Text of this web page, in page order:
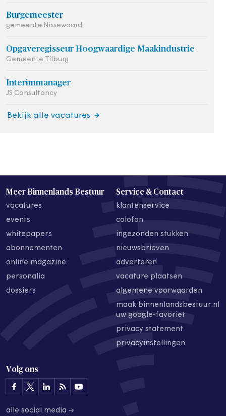
Burgemeester
gemeente Nissewaard
Opgaveregisseur Hoogwaardige Maakindustrie
Gemeente Tilburg
Interimmanager
JS Consultancy
Bekijk alle vacatures
Meer Binnenlands Bestuur
vacatures
events
whitepapers
abonnementen
online magazine
personalia
dossiers
Service & Contact
klantenservice
colofon
ingezonden stukken
nieuwsbrieven
adverteren
vacature plaatsen
algemene voorwaarden
maak binnenlandsbestuur.nl
uw google-favoriet
privacy statement
privacyinstellingen
Volg ons
alle social media →